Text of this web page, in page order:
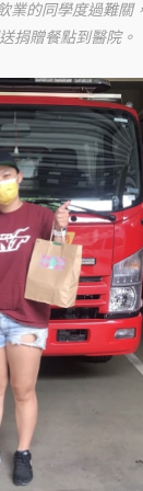
業的同學度過難關
捐贈餐點到醫院。